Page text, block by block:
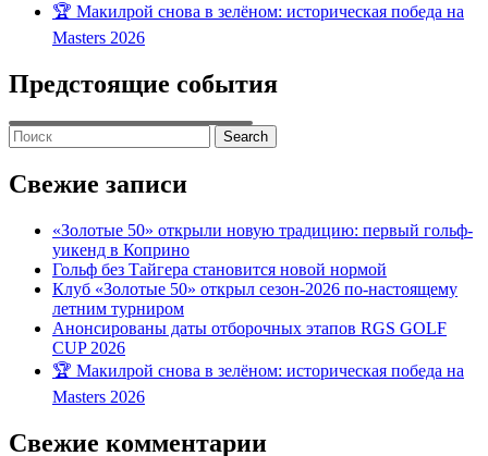
🏆 Макилрой снова в зелёном: историческая победа на
Masters 2026
Предстоящие события
Search
for:
Свежие записи
«Золотые 50» открыли новую традицию: первый гольф-
уикенд в Коприно
Гольф без Тайгера становится новой нормой
Клуб «Золотые 50» открыл сезон-2026 по-настоящему
летним турниром
Анонсированы даты отборочных этапов RGS GOLF
CUP 2026
🏆 Макилрой снова в зелёном: историческая победа на
Masters 2026
Свежие комментарии